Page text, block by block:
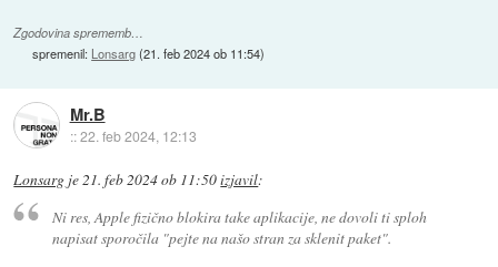
Zgodovina sprememb…
spremenil: Lonsarg(21. feb 2024 ob 11:54)
Mr.B
::22. feb 2024, 12:13
Lonsarg je21. feb 2024 ob 11:50izjavil:
Ni res, Apple fizično blokira take aplikacije, ne dovoli ti sploh
napisat sporočila "pejte na našo stran za sklenit paket".